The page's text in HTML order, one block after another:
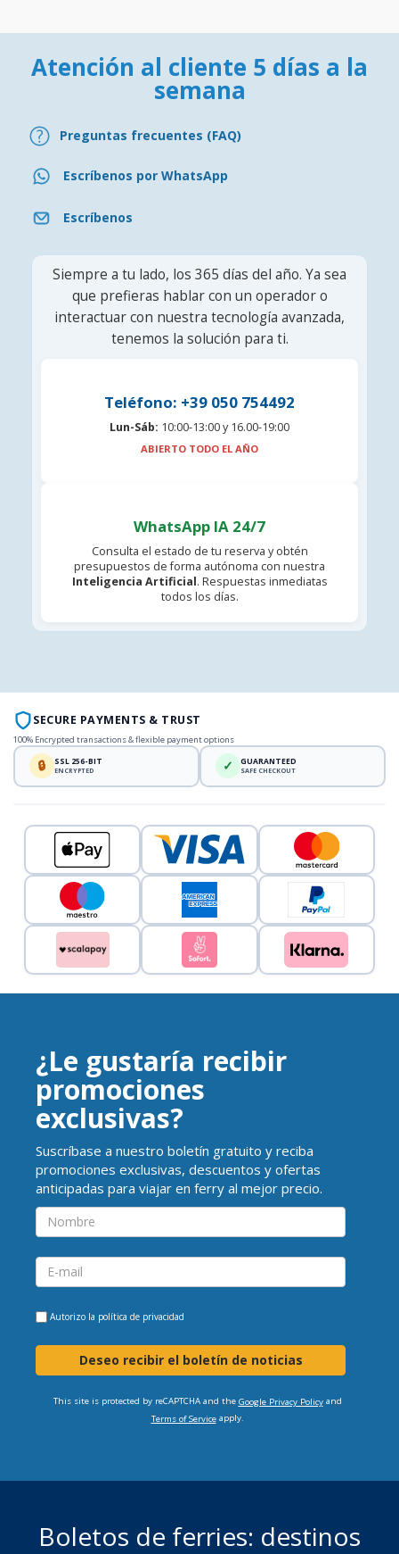
Atención al cliente 5 días a la
semana
Preguntas frecuentes (FAQ)
Escríbenos por WhatsApp
Escríbenos
Siempre a tu lado, los 365 días del año. Ya sea
que prefieras hablar con un operador o
interactuar con nuestra tecnología avanzada,
tenemos la solución para ti.
Teléfono: +39 050 754492
Lun-Sáb: 10:00-13:00 y 16.00-19:00
ABIERTO TODO EL AÑO
WhatsApp IA 24/7
Consulta el estado de tu reserva y obtén
presupuestos de forma autónoma con nuestra
Inteligencia Artificial. Respuestas inmediatas
todos los días.
SECURE PAYMENTS & TRUST
100% Encrypted transactions & flexible payment options
🔒 SSL 256-BIT
ENCRYPTED ✓ GUARANTEED
SAFE CHECKOUT
¿Le gustaría recibir
promociones
exclusivas?
Suscríbase a nuestro boletín gratuito y reciba
promociones exclusivas, descuentos y ofertas
anticipadas para viajar en ferry al mejor precio.
Autorizo la política de privacidad
Deseo recibir el boletín de noticias
This site is protected by reCAPTCHA and the Google Privacy Policyand
Terms of Serviceapply.
Boletos de ferries: destinos